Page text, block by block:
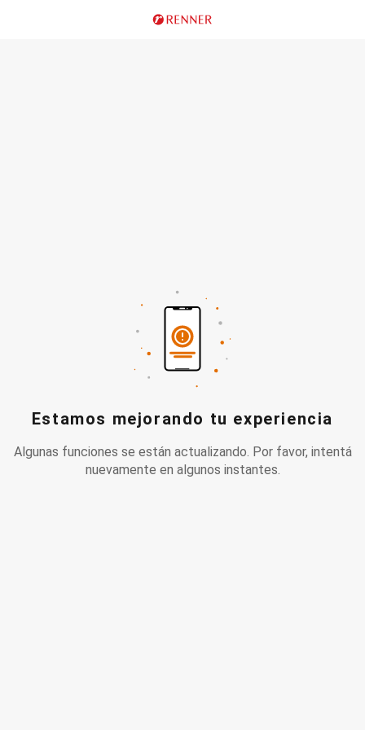
Estamos mejorando tu experiencia
Algunas funciones se están actualizando. Por favor, intentá
nuevamente en algunos instantes.